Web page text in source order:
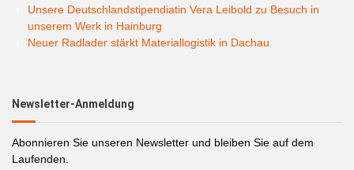
Unsere Deutschlandstipendiatin Vera Leibold zu Besuch in
unserem Werk in Hainburg
Neuer Radlader stärkt Materiallogistik in Dachau
Newsletter-Anmeldung
Abonnieren Sie unseren Newsletter und bleiben Sie auf dem
Laufenden.